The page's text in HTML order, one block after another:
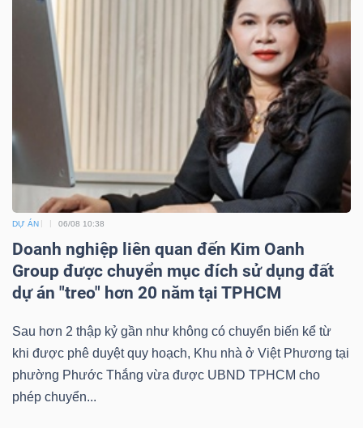
DỰ ÁN 06/08 10:38
Doanh nghiệp liên quan đến Kim Oanh
Group được chuyển mục đích sử dụng đất
dự án "treo" hơn 20 năm tại TPHCM
Sau hơn 2 thập kỷ gần như không có chuyển biến kể từ
khi được phê duyệt quy hoạch, Khu nhà ở Việt Phương tại
phường Phước Thắng vừa được UBND TPHCM cho
phép chuyển...